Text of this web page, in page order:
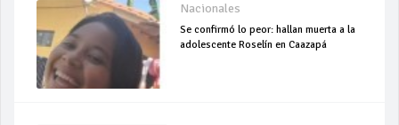
Nacionales
Se confirmó lo peor: hallan muerta a la
adolescente Roselín en Caazapá